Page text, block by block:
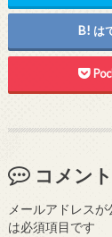
は
コメン
メールアドレスが
は必須項目です